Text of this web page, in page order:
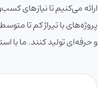
ارائه می‌کنیم تا نیازهای
و حرفه‌ای تولید کنند. ما با